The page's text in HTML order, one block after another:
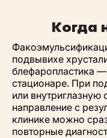
Когда
подвывихе
блефаропластика
стационаре. При
или внутриглазную
направление с
клинике можно
повторные